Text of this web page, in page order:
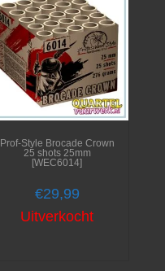
Prof-Style Brocade Crown
25 shots 25mm
[WEC6014]
€29,99
Uitverkocht